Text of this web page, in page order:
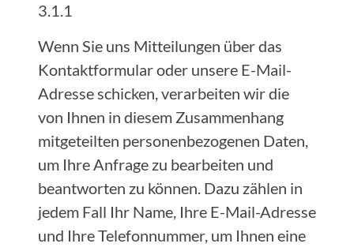
3.1.1
Wenn Sie uns Mitteilungen über das
Kontaktformular oder unsere E-Mail-
Adresse schicken, verarbeiten wir die
von Ihnen in diesem Zusammenhang
mitgeteilten personenbezogenen Daten,
um Ihre Anfrage zu bearbeiten und
beantworten zu können. Dazu zählen in
jedem Fall Ihr Name, Ihre E-Mail-Adresse
und Ihre Telefonnummer, um Ihnen eine